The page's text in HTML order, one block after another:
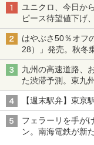
ユニクロ、今日か
ピース待望値下げ
はやぶさ50％オフ
28）」発売。秋冬
九州の高速道路、
た渋滞予測。東九
【週末駅弁】東京
フェラーリを手が
ン。南海電鉄が新